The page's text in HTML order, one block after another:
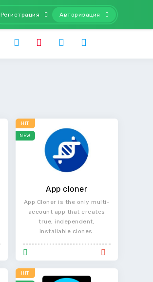
Регистрация Авторизация
App cloner
App Cloner is the only multi-
account app that creates
true, independent,
installable clones.
HIT
NEW
HIT